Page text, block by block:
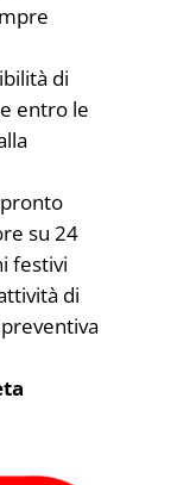
di
entro le
pronto
su 24
festivi
di